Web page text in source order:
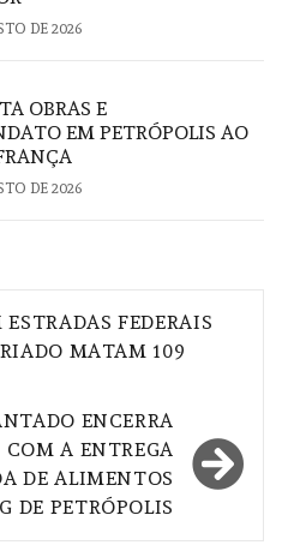
DE 2026
OBRAS E
EM PETRÓPOLIS AO
DE 2026
FEDERAIS
MATAM 109
ENCERRA
A ENTREGA
DE ALIMENTOS
DE PETRÓPOLIS